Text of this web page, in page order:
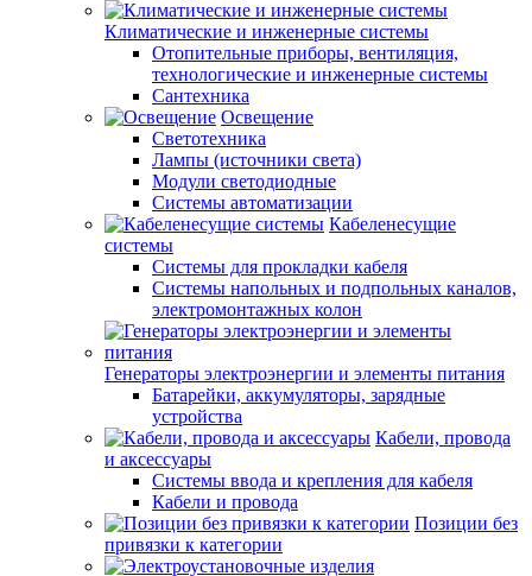
Климатические и инженерные системы
Отопительные приборы, вентиляция,
технологические и инженерные системы
Сантехника
Освещение
Светотехника
Лампы (источники света)
Модули светодиодные
Системы автоматизации
Кабеленесущие
системы
Системы для прокладки кабеля
Системы напольных и подпольных каналов,
электромонтажных колон
Генераторы электроэнергии и элементы питания
Батарейки, аккумуляторы, зарядные
устройства
Кабели, провода
и аксессуары
Системы ввода и крепления для кабеля
Кабели и провода
Позиции без
привязки к категории